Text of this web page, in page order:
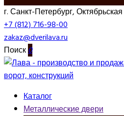
г. Санкт-Петербург,
+7 (812) 716-98-00
zakaz@dverilava.ru
Поиск0
Каталог
Металлические двери